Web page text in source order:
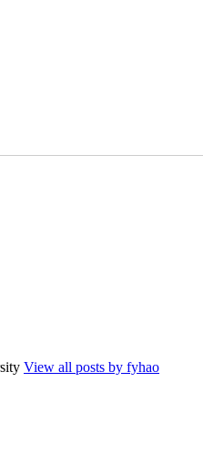
View all posts by fyhao